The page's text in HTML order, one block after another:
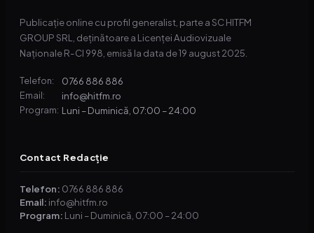
Publicație online cu profil generalist, parte a SC HITFM
GROUP SRL, deținătoare a Licenței Audiovizuale
Naționale R-CI 998, emisă la data de 19 august 2025.
Telefon: 0766 886 886
Email: info@hitfm.ro
Program: Luni – Duminică, 07:00 – 24:00
Contact Redacție
Telefon: 0766 886 886
Email: info@hitfm.ro
Program: Luni – Duminică, 07:00 – 24:00